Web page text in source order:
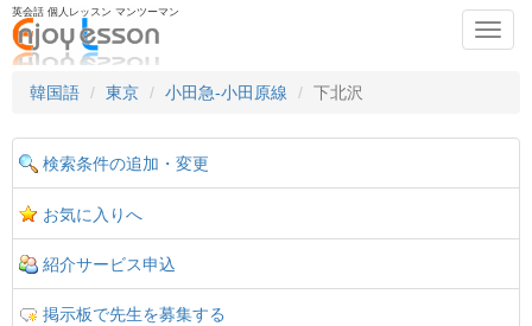
英会話 個人レッスン マンツーマン
韓国語
東京 小田急-小田原線 下北沢
検索条件の追加・変更
お気に入りへ
紹介サービス申込
掲示板で先生を募集する